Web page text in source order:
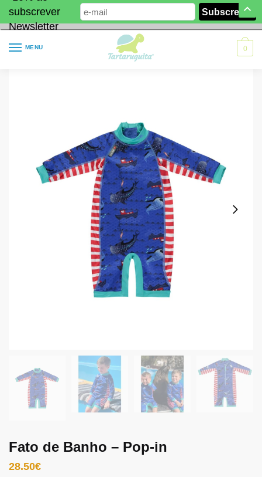
subscrever
Newsletter
MENU 0
Fato de Banho – Pop-in
28.50€